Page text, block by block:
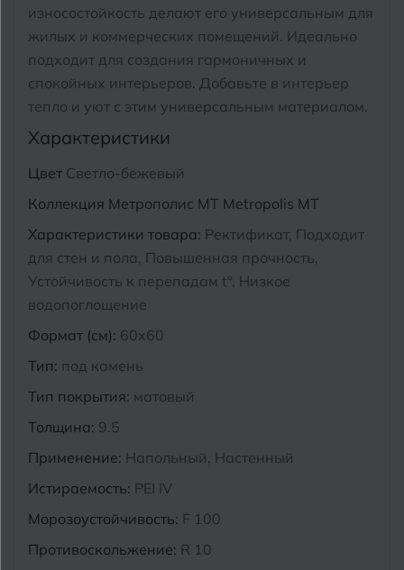
износостойкость делают его универсальным для
жилых и коммерческих помещений. Идеально
подходит для создания гармоничных и
спокойных интерьеров. Добавьте в интерьер
тепло и уют с этим универсальным материалом.
Характеристики
Цвет Светло-бежевый
Коллекция Метрополис MT Metropolis MT
Характеристики товара: Ректификат, Подходит
для стен и пола, Повышенная прочность,
Устойчивость к перепадам t°, Низкое
водопоглощение
Формат (см): 60x60
Тип: под камень
Тип покрытия: матовый
Толщина: 9.5
Применение: Напольный, Настенный
Истираемость: PEI IV
Морозоустойчивость: F 100
Противоскольжение: R 10
Кострома
Котлас
Краснодар
Магнитогорск
Майкоп
Муром
У Улан-Удэ
Ульяновск
Ч Чебоксары
Челябинск